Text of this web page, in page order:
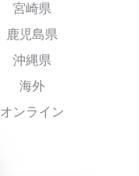
宮崎県
鹿児島県
沖縄県
海外
オンライン